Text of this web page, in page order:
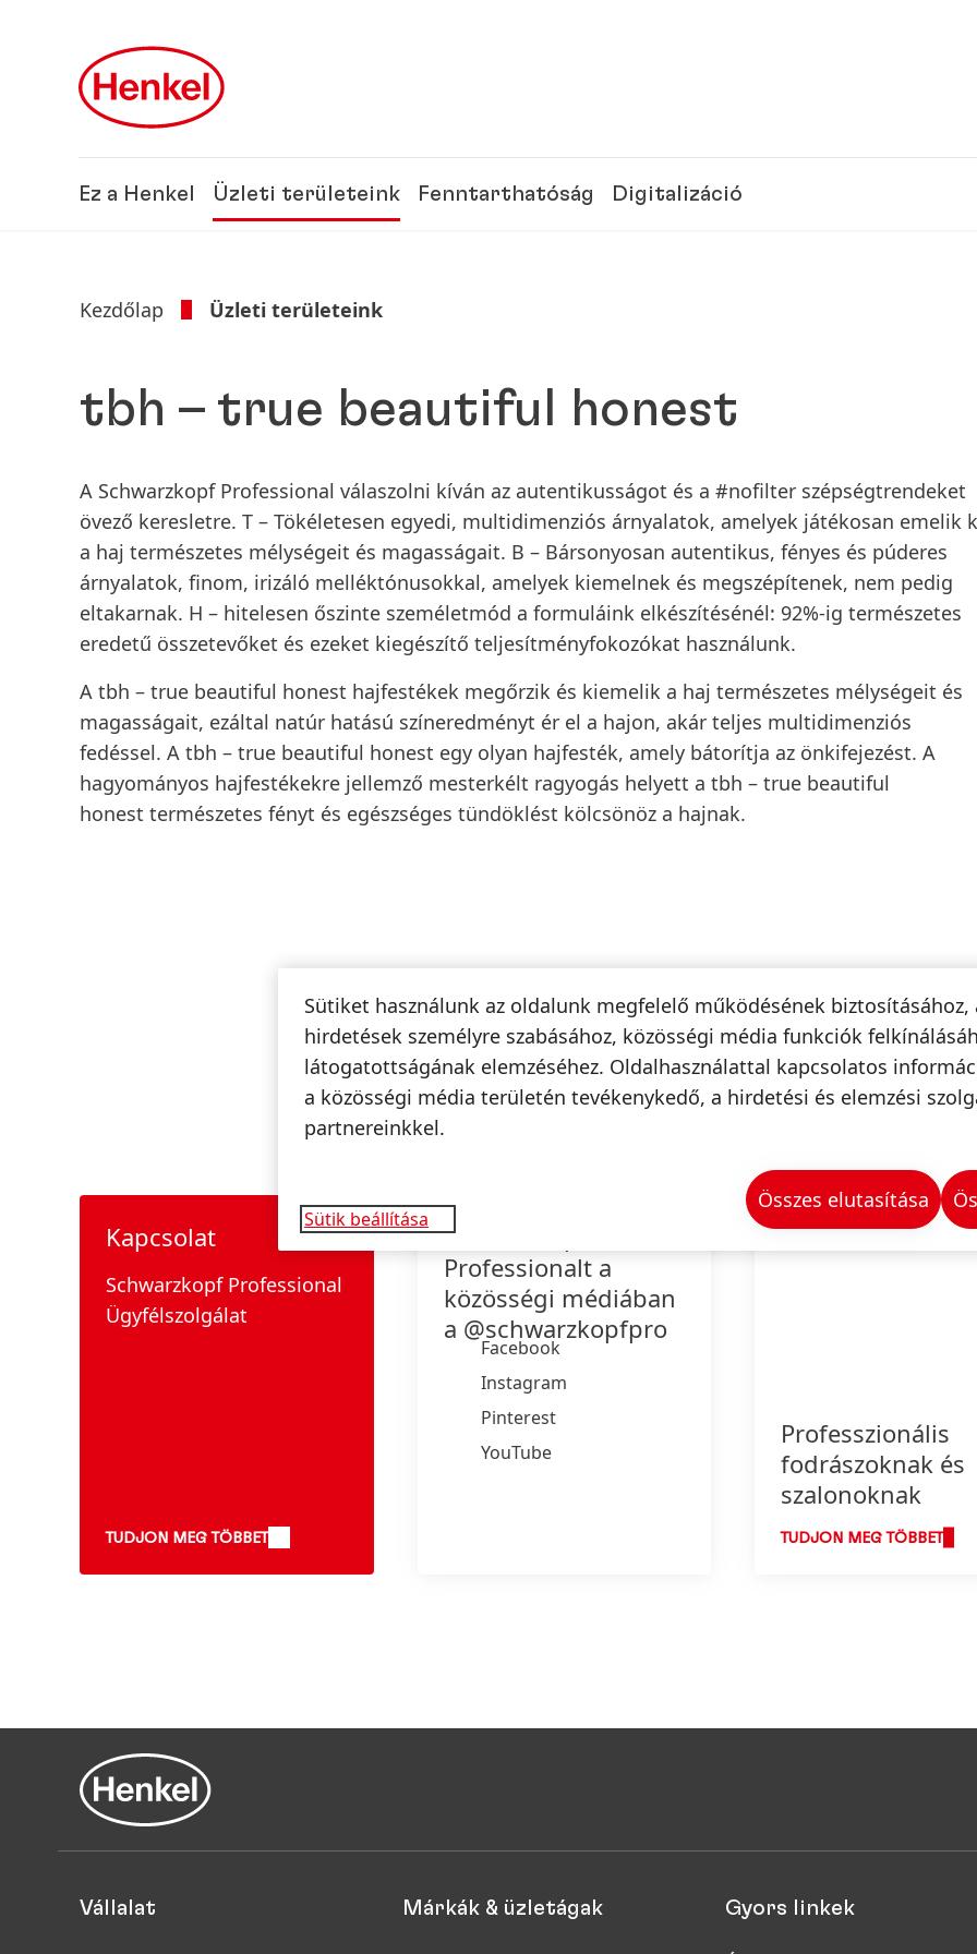
Ez a Henkel Üzleti területeink Fenntarthatóság Digitalizáció
Kezdőlap Üzleti területeink
tbh – true beautiful honest
A Schwarzkopf Professional válaszolni kíván az autentikusságot és a #nofilter szépségtrendeket
övező keresletre. T – Tökéletesen egyedi, multidimenziós árnyalatok, amelyek játékosan emelik
a haj természetes mélységeit és magasságait. B – Bársonyosan autentikus, fényes és púderes
árnyalatok, finom, irizáló melléktónusokkal, amelyek kiemelnek és megszépítenek, nem pedig
eltakarnak. H – hitelesen őszinte személetmód a formuláink elkészítésénél: 92%-ig természetes
eredetű összetevőket és ezeket kiegészítő teljesítményfokozókat használunk.
A tbh – true beautiful honest hajfestékek megőrzik és kiemelik a haj természetes mélységeit és
magasságait, ezáltal natúr hatású színeredményt ér el a hajon, akár teljes multidimenziós
fedéssel. A tbh – true beautiful honest egy olyan hajfesték, amely bátorítja az önkifejezést. A
hagyományos hajfestékekre jellemző mesterkélt ragyogás helyett a tbh – true beautiful
honest természetes fényt és egészséges tündöklést kölcsönöz a hajnak.
Információk &
Kapcsolat
Schwarzkopf Professional
Ügyfélszolgálat
TUDJON MEG TÖBBET
Schwarzkopf
Professionalt a
közösségi médiában
a @schwarzkopfpro
Facebook
Instagram
Pinterest
YouTube
Professzionális
fodrászoknak és
szalonoknak
TUDJON MEG TÖBBET
Vállalat Márkák & üzletágak Gyors linkek
Sütiket használunk az oldalunk megfelelő működésének
hirdetések személyre szabásához, közösségi média funkciók
látogatottságának elemzéséhez. Oldalhasználattal kapcsolatos
a közösségi média területén tevékenykedő, a hirdetési és elemzési
partnereinkkel.
Sütik beállítása
Összes elutasítása